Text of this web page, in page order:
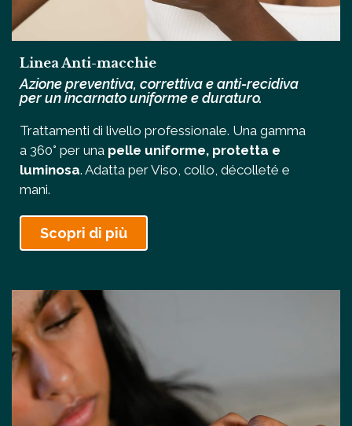
Linea Anti-macchie
Azione preventiva, correttiva e anti-recidiva
per un incarnato uniforme e duraturo.
Trattamenti di livello professionale. Una gamma
a 360° per una pelle uniforme, protetta e
luminosa. Adatta per Viso, collo, décolleté e
mani.
Scopri di più